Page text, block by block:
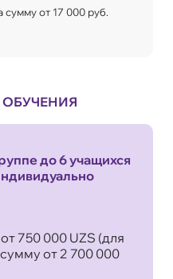
от 17 000 руб.
до 6 учащихся
750 000 UZS (для
от 2 700 000